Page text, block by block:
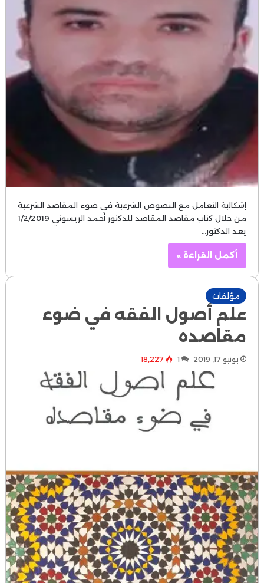
إشكالية التعامل مع النصوص الشرعية في ضوء المقاصد الشرعية
من خلال كتاب مقاصد المقاصد للدكتور أحمد الريسوني 1/2/2019
يعد الدكتور…
أكمل القراءة »
مؤلفات
علم أصول الفقه في ضوء
مقاصده
يونيو 17, 2019 1 18٬227